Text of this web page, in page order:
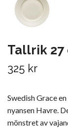
Tallrik 27
325 kr
Swedish Grace
nyansen Havre.
mönstret av